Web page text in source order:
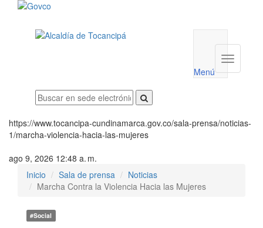
utilidades
Menú
Menú
https://www.tocancipa-cundinamarca.gov.co/sala-prensa/noticias-
1/marcha-violencia-hacia-las-mujeres
ago 9, 2026 12:48 a. m.
Inicio
Sala de prensa
Noticias
Marcha Contra la Violencia Hacia las Mujeres
#Social